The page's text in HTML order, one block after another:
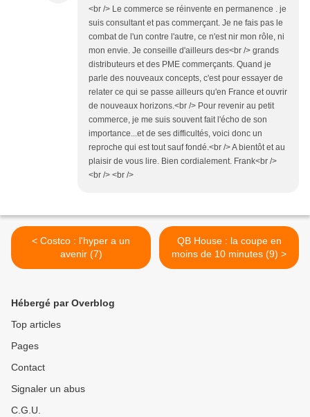
<br /> Le commerce se réinvente en permanence . je
suis consultant et pas commerçant. Je ne fais pas le
combat de l'un contre l'autre, ce n'est nir mon rôle, ni
mon envie. Je conseille d'ailleurs des<br /> grands
distributeurs et des PME commerçants. Quand je
parle des nouveaux concepts, c'est pour essayer de
relater ce qui se passe ailleurs qu'en France et ouvrir
de nouveaux horizons.<br /> Pour revenir au petit
commerce, je me suis souvent fait l'écho de son
importance...et de ses difficultés, voici donc un
reproche qui est tout sauf fondé.<br /> A bientôt et au
plaisir de vous lire. Bien cordialement. Frank<br />
<br /> <br />
< Costco : l'hyper a un
avenir (7)
QB House : la coupe en
moins de 10 minutes (9) >
Hébergé par Overblog
Top articles
Pages
Contact
Signaler un abus
C.G.U.